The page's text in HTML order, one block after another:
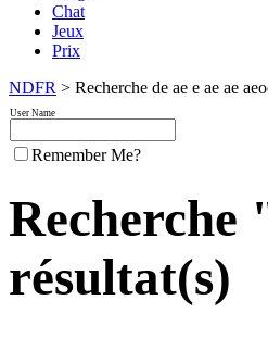
Chat
Jeux
Prix
NDFR > Recherche de ae e ae ae
User Name
Remember Me?
Recherche
résultat(s)